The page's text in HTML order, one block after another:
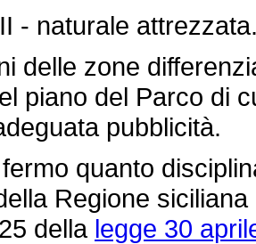
naturale
zone
piano del Parco di
pubblicità.
quanto
Regione
della legge 30